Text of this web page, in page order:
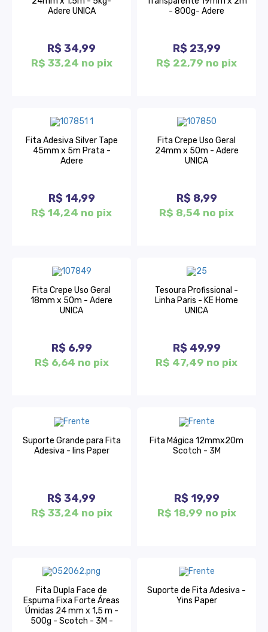
Adere UNICA
R$ 34,99
R$ 33,24 no pix
- 800g- Adere
R$ 23,99
R$ 22,79 no pix
Fita Adesiva Silver Tape
45mm x 5m Prata -
Adere
R$ 14,99
R$ 14,24 no pix
Fita Crepe Uso Geral
24mm x 50m - Adere
UNICA
R$ 8,99
R$ 8,54 no pix
Fita Crepe Uso Geral
18mm x 50m - Adere
UNICA
R$ 6,99
R$ 6,64 no pix
Tesoura Profissional -
Linha Paris - KE Home
UNICA
R$ 49,99
R$ 47,49 no pix
Suporte Grande para Fita
Adesiva - Iins Paper
R$ 34,99
R$ 33,24 no pix
Fita Mágica 12mmx20m
Scotch - 3M
R$ 19,99
R$ 18,99 no pix
Fita Dupla Face de
Espuma Fixa Forte Áreas
Úmidas 24 mm x 1,5 m -
500g - Scotch - 3M -
Suporte de Fita Adesiva -
Yins Paper